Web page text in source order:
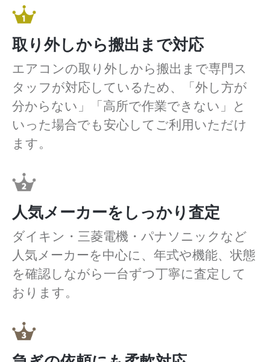
取り外しから搬出まで対応
エアコンの取り外しから搬出まで専門ス
タッフが対応しているため、「外し方が
分からない」「高所で作業できない」と
いった場合でも安心してご利用いただけ
ます。
人気メーカーをしっかり査定
ダイキン・三菱電機・パナソニックなど
人気メーカーを中心に、年式や機能、状態
を確認しながら一台ずつ丁寧に査定して
おります。